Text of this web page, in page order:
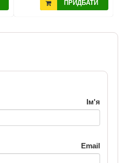
ПРИДБАТИ
Ім'я
Email